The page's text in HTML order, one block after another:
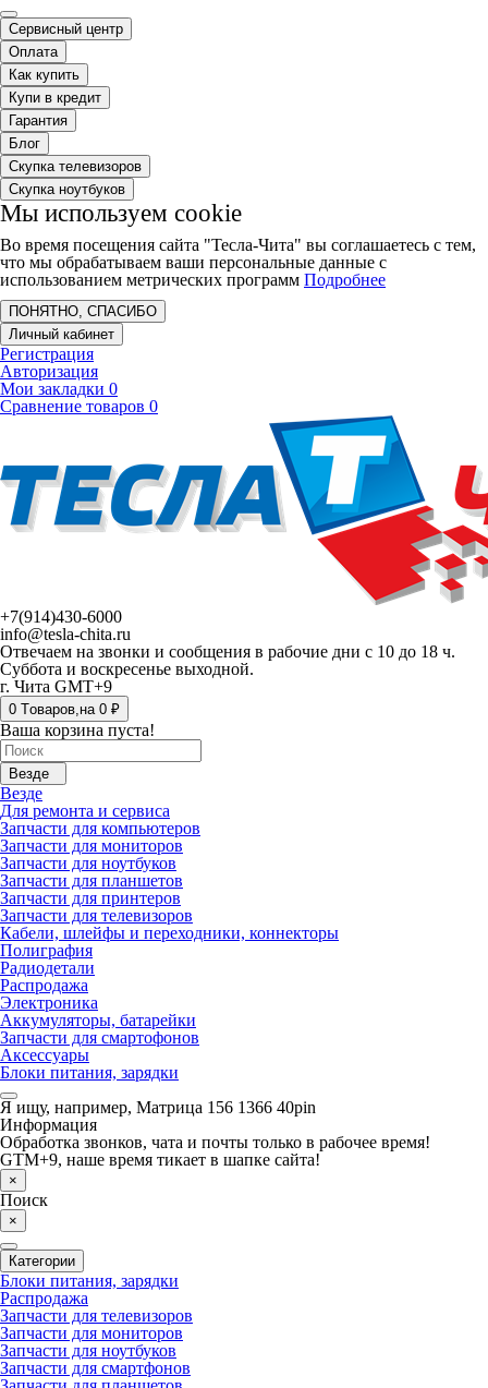
Сервисный центр
Оплата
Как купить
Купи в кредит
Гарантия
Блог
Скупка телевизоров
Скупка ноутбуков
Мы используем cookie
Во время посещения сайта "Тесла-Чита" вы соглашаетесь с тем,
что мы обрабатываем ваши персональные данные с
использованием метрических программ Подробнее
ПОНЯТНО, СПАСИБО
Личный кабинет
Регистрация
Авторизация
Мои закладки 0
Сравнение товаров 0
+7(914)430-6000
info@tesla-chita.ru
Отвечаем на звонки и сообщения в рабочие дни с 10 до 18 ч.
Суббота и воскресенье выходной.
г. Чита GMT+9
0 Tоваров,на 0 ₽
Ваша корзина пуста!
Везде
Везде
Для ремонта и сервиса
Запчасти для компьютеров
Запчасти для мониторов
Запчасти для ноутбуков
Запчасти для планшетов
Запчасти для принтеров
Запчасти для телевизоров
Кабели, шлейфы и переходники, коннекторы
Полиграфия
Радиодетали
Распродажа
Электроника
Аккумуляторы, батарейки
Запчасти для смартофонов
Аксессуары
Блоки питания, зарядки
Я ищу, например, Матрица 156 1366 40pin
Информация
Обработка звонков, чата и почты только в рабочее время!
GTM+9, наше время тикает в шапке сайта!
×
Поиск
×
Категории
Блоки питания, зарядки
Распродажа
Запчасти для телевизоров
Запчасти для мониторов
Запчасти для ноутбуков
Запчасти для смартфонов